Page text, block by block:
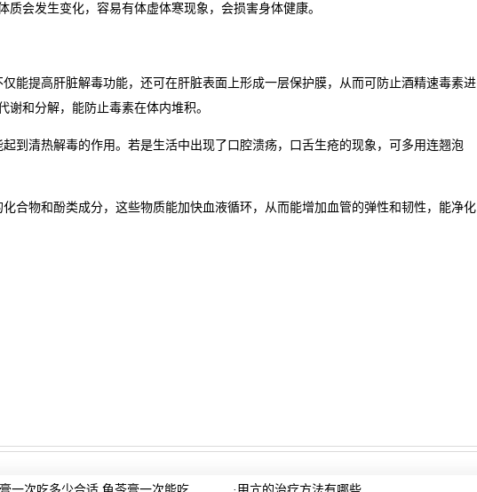
会发生变化，容易有体虚体寒现象，会损害身体健康。
能提高肝脏解毒功能，还可在肝脏表面上形成一层保护膜，从而可防止酒精速毒素进
谢和分解，能防止毒素在体内堆积。
到清热解毒的作用。若是生活中出现了口腔溃疡，口舌生疮的现象，可多用连翘泡
合物和酚类成分，这些物质能加快血液循环，从而能增加血管的弹性和韧性，能净化